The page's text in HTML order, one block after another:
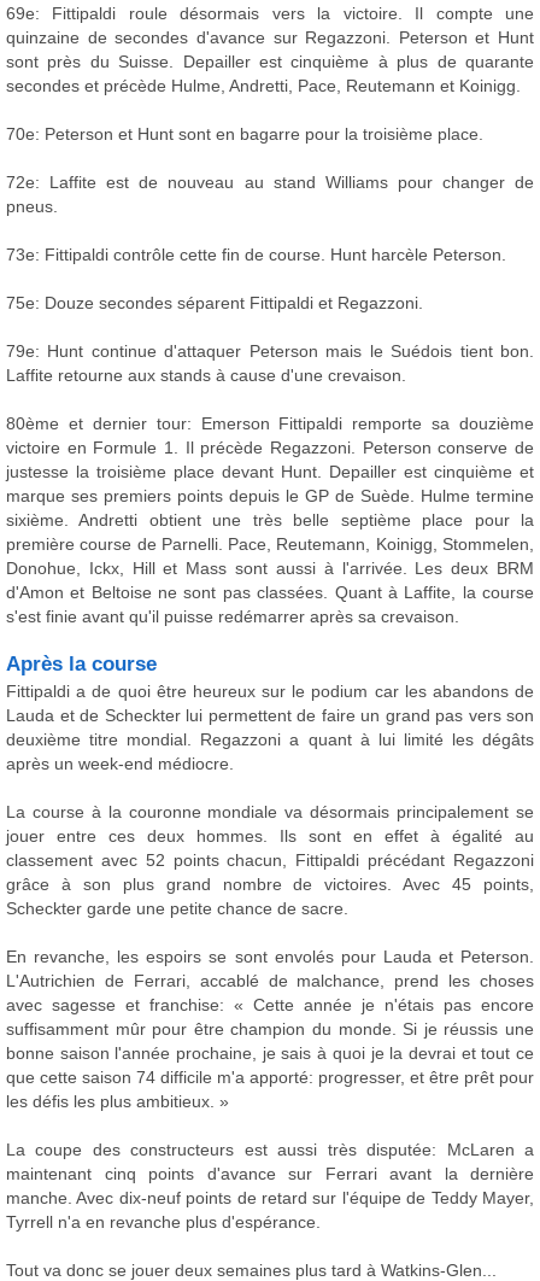
69e: Fittipaldi roule désormais vers la victoire. Il compte une
quinzaine de secondes d'avance sur Regazzoni. Peterson et Hunt
sont près du Suisse. Depailler est cinquième à plus de quarante
secondes et précède Hulme, Andretti, Pace, Reutemann et Koinigg.
70e: Peterson et Hunt sont en bagarre pour la troisième place.
72e: Laffite est de nouveau au stand Williams pour changer de
pneus.
73e: Fittipaldi contrôle cette fin de course. Hunt harcèle Peterson.
75e: Douze secondes séparent Fittipaldi et Regazzoni.
79e: Hunt continue d'attaquer Peterson mais le Suédois tient bon.
Laffite retourne aux stands à cause d'une crevaison.
80ème et dernier tour: Emerson Fittipaldi remporte sa douzième
victoire en Formule 1. Il précède Regazzoni. Peterson conserve de
justesse la troisième place devant Hunt. Depailler est cinquième et
marque ses premiers points depuis le GP de Suède. Hulme termine
sixième. Andretti obtient une très belle septième place pour la
première course de Parnelli. Pace, Reutemann, Koinigg, Stommelen,
Donohue, Ickx, Hill et Mass sont aussi à l'arrivée. Les deux BRM
d'Amon et Beltoise ne sont pas classées. Quant à Laffite, la course
s'est finie avant qu'il puisse redémarrer après sa crevaison.
Après la course
Fittipaldi a de quoi être heureux sur le podium car les abandons de
Lauda et de Scheckter lui permettent de faire un grand pas vers son
deuxième titre mondial. Regazzoni a quant à lui limité les dégâts
après un week-end médiocre.
La course à la couronne mondiale va désormais principalement se
jouer entre ces deux hommes. Ils sont en effet à égalité au
classement avec 52 points chacun, Fittipaldi précédant Regazzoni
grâce à son plus grand nombre de victoires. Avec 45 points,
Scheckter garde une petite chance de sacre.
En revanche, les espoirs se sont envolés pour Lauda et Peterson.
L'Autrichien de Ferrari, accablé de malchance, prend les choses
avec sagesse et franchise: « Cette année je n'étais pas encore
suffisamment mûr pour être champion du monde. Si je réussis une
bonne saison l'année prochaine, je sais à quoi je la devrai et tout ce
que cette saison 74 difficile m'a apporté: progresser, et être prêt pour
les défis les plus ambitieux. »
La coupe des constructeurs est aussi très disputée: McLaren a
maintenant cinq points d'avance sur Ferrari avant la dernière
manche. Avec dix-neuf points de retard sur l'équipe de Teddy Mayer,
Tyrrell n'a en revanche plus d'espérance.
Tout va donc se jouer deux semaines plus tard à Watkins-Glen...